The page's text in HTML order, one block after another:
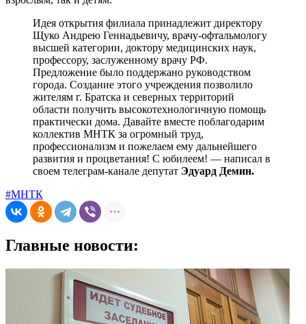
Идея открытия филиала принадлежит директору
Щуко Андрею Геннадьевичу, врачу-офтальмологу
высшей категории, доктору медицинских наук,
профессору, заслуженному врачу РФ.
Предложение было поддержано руководством
города. Создание этого учреждения позволило
жителям г. Братска и северных территорий
области получить высокотехнологичную помощь
практически дома. Давайте вместе поблагодарим
коллектив МНТК за огромный труд,
профессионализм и пожелаем ему дальнейшего
развития и процветания! С юбилеем! — написал в
своем телеграм-канале депутат Эдуард Демин.
#МНТК
Главные новости: